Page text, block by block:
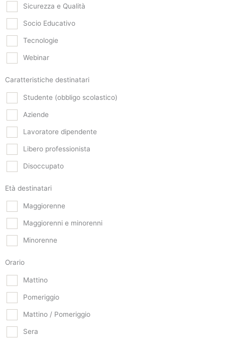
Sicurezza e Qualità
Socio Educativo
Tecnologie
Webinar
Caratteristiche destinatari
Studente (obbligo scolastico)
Aziende
Lavoratore dipendente
Libero professionista
Disoccupato
Età destinatari
Maggiorenne
Maggiorenni e minorenni
Minorenne
Orario
Mattino
Pomeriggio
Mattino / Pomeriggio
Sera